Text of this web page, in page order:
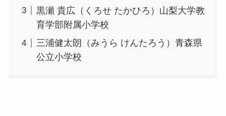
黒瀬 貴広（くろせ たかひろ）山梨大学教
育学部附属小学校
三浦健太朗（みうら けんたろう）青森県
公立小学校